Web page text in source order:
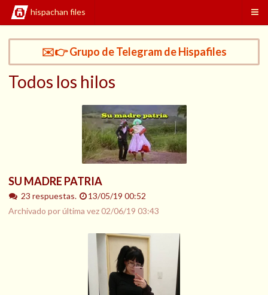
hispachan files
✉️👉 Grupo de Telegram de Hispafiles
Todos los hilos
SU MADRE PATRIA
23 respuestas.
13/05/19 00:52
Archivado por última vez02/06/19 03:43